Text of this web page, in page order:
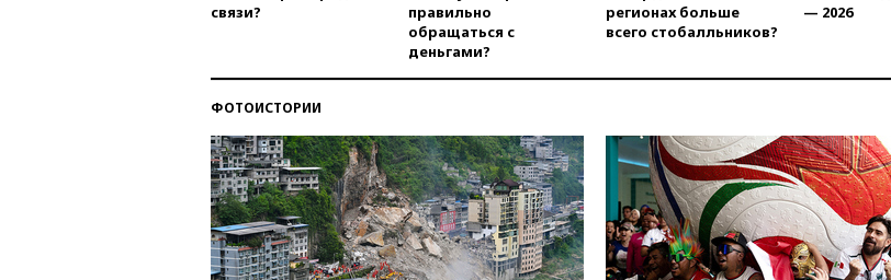
рейсы в Абу-Даби
14:52
объединились в
14:39Экс-издатель
Books получил
по делу о
14:34 Минпромторг
намерен
товаров для
импорта
связи?
правильно
обращаться с
деньгами?
регионах больше
всего стобалльников?
— 2026
ФОТОИСТОРИИ